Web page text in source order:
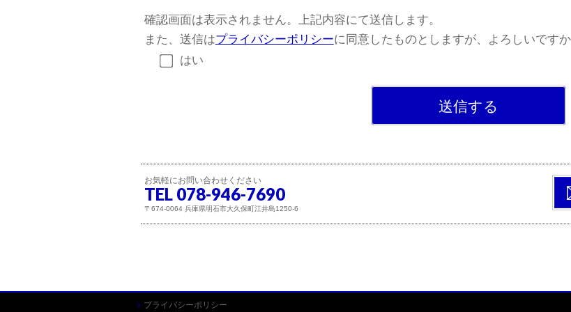
確認画面は表示されません。上記内容にて送信します。
また、送信はプライバシーポリシーに同意したものとしますが、よろしいですか
はい
お気軽にお問い合わせください
TEL 078-946-7690
〒674-0064 兵庫県明石市大久保町江井島1250-6
プライバシーポリシー